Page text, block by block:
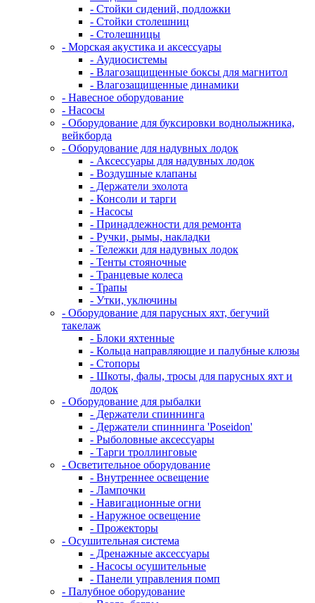
- Стойки сидений, подложки
- Стойки столешниц
- Столешницы
- Морская акустика и аксессуары
- Аудиосистемы
- Влагозащищенные боксы для магнитол
- Влагозащищенные динамики
- Навесное оборудование
- Насосы
- Оборудование для буксировки воднолыжника,
вейкборда
- Оборудование для надувных лодок
- Аксессуары для надувных лодок
- Воздушные клапаны
- Держатели эхолота
- Консоли и тарги
- Насосы
- Принадлежности для ремонта
- Ручки, рымы, накладки
- Тележки для надувных лодок
- Тенты стояночные
- Транцевые колеса
- Трапы
- Утки, уключины
- Оборудование для парусных яхт, бегучий
такелаж
- Блоки яхтенные
- Кольца направляющие и палубные клюзы
- Стопоры
- Шкоты, фалы, тросы для парусных яхт и
лодок
- Оборудование для рыбалки
- Держатели спиннинга
- Держатели спиннинга 'Poseidon'
- Рыболовные аксессуары
- Тарги троллинговые
- Осветительное оборудование
- Внутреннее освещение
- Лампочки
- Навигационные огни
- Наружное освещение
- Прожекторы
- Осушительная система
- Дренажные аксессуары
- Насосы осушительные
- Панели управления помп
- Палубное оборудование